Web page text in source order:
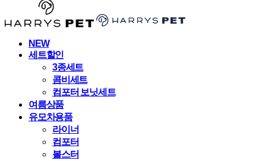
NEW
세트할인
3종세트
콤비세트
컴포터 보닛세트
여름상품
유모차용품
라이너
컴포터
볼스터